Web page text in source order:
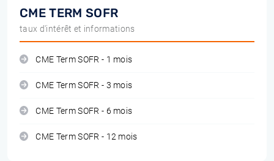
CME TERM SOFR
taux d'intérêt et informations
CME Term SOFR - 1 mois
CME Term SOFR - 3 mois
CME Term SOFR - 6 mois
CME Term SOFR - 12 mois